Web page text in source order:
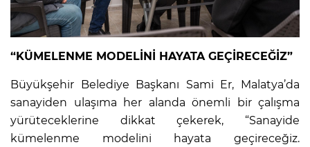
“KÜMELENME MODELİNİ HAYATA GEÇİRECEĞİZ”
Büyükşehir Belediye Başkanı Sami Er, Malatya’da
sanayiden ulaşıma her alanda önemli bir çalışma
yürüteceklerine dikkat çekerek, “Sanayide
kümelenme modelini hayata geçireceğiz.